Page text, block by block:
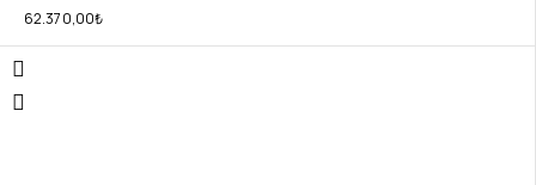
62.370,00₺